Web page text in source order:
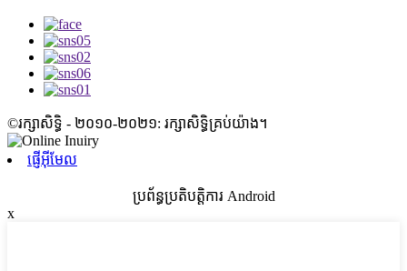
©រក្សាសិទ្ធិ - ២០១០-២០២១: រក្សាសិទ្ធិគ្រប់យ៉ាង។
ផ្ញើអ៊ីមែល
ប្រព័ន្ធប្រតិបត្តិការ Android
x